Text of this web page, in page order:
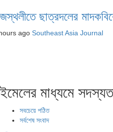
ছাত্রদলের
ago Southeast Asia Journal
ইমেলের মাধ্যমে
সবচেয়ে পঠিত
সর্বশেষ সংবাদ